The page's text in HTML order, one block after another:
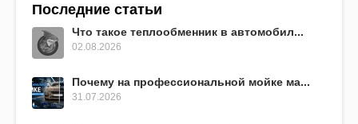
Последние статьи
Что такое теплообменник в автомобил...
02.08.2026
Почему на профессиональной мойке ма...
31.07.2026